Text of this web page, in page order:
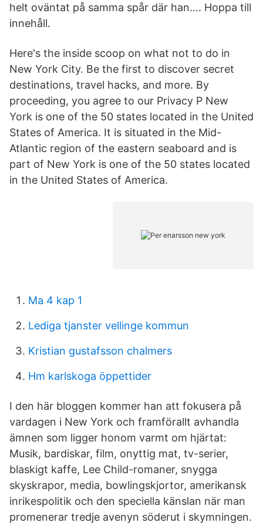
helt oväntat på samma spår där han…. Hoppa till
innehåll.
Here's the inside scoop on what not to do in
New York City. Be the first to discover secret
destinations, travel hacks, and more. By
proceeding, you agree to our Privacy P New
York is one of the 50 states located in the United
States of America. It is situated in the Mid-
Atlantic region of the eastern seaboard and is
part of New York is one of the 50 states located
in the United States of America.
Ma 4 kap 1
Lediga tjanster vellinge kommun
Kristian gustafsson chalmers
Hm karlskoga öppettider
I den här bloggen kommer han att fokusera på
vardagen i New York och framförallt avhandla
ämnen som ligger honom varmt om hjärtat:
Musik, bardiskar, film, onyttig mat, tv-serier,
blaskigt kaffe, Lee Child-romaner, snygga
skyskrapor, media, bowlingskjortor, amerikansk
inrikespolitik och den speciella känslan när man
promenerar tredje avenyn söderut i skymningen.